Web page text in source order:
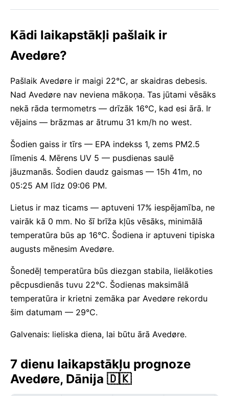
Kādi laikapstākļi pašlaik ir
Avedøre?
Pašlaik Avedøre ir maigi 22°C, ar skaidras debesis.
Nad Avedøre nav neviena mākoņa. Tas jūtami vēsāks
nekā rāda termometrs — drīzāk 16°C, kad esi ārā. Ir
vējains — brāzmas ar ātrumu 31 km/h no west.
Šodien gaiss ir tīrs — EPA indekss 1, zems PM2.5
līmenis 4. Mērens UV 5 — pusdienas saulē
jāuzmanās. Šodien daudz gaismas — 15h 41m, no
05:25 AM līdz 09:06 PM.
Lietus ir maz ticams — aptuveni 17% iespējamība, ne
vairāk kā 0 mm. No šī brīža kļūs vēsāks, minimālā
temperatūra būs ap 16°C. Šodiena ir aptuveni tipiska
augusts mēnesim Avedøre.
Šonedēļ temperatūra būs diezgan stabila, lielākoties
pēcpusdienās tuvu 22°C. Šodienas maksimālā
temperatūra ir krietni zemāka par Avedøre rekordu
šim datumam — 29°C.
Galvenais: lieliska diena, lai būtu ārā Avedøre.
7 dienu laikapstākļu prognoze
Avedøre, Dānija 🇩🇰